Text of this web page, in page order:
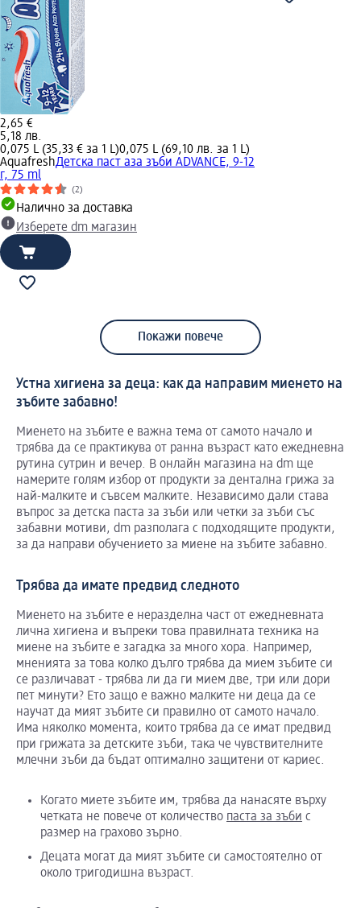
2,65 €
5,18 лв.
0,075 L (35,33 € за 1 L)0,075 L (69,10 лв. за 1 L)
AquafreshДетска паст аза зъби ADVANCE, 9-12
г, 75 ml
(2)
Налично за доставка
Изберете dm магазин
Покажи повече
Устна хигиена за деца: как да направим миенето на
зъбите забавно!
Миенето на зъбите е важна тема от самото начало и
трябва да се практикува от ранна възраст като ежедневна
рутина сутрин и вечер. В онлайн магазина на dm ще
намерите голям избор от продукти за дентална грижа за
най-малките и съвсем малките. Независимо дали става
въпрос за детска паста за зъби или четки за зъби със
забавни мотиви, dm разполага с подходящите продукти,
за да направи обучението за миене на зъбите забавно.
Трябва да имате предвид следното
Миенето на зъбите е неразделна част от ежедневната
лична хигиена и въпреки това правилната техника на
миене на зъбите е загадка за много хора. Например,
мненията за това колко дълго трябва да мием зъбите си
се различават - трябва ли да ги мием две, три или дори
пет минути? Ето защо е важно малките ни деца да се
научат да мият зъбите си правилно от самото начало.
Има няколко момента, които трябва да се имат предвид
при грижата за детските зъби, така че чувствителните
млечни зъби да бъдат оптимално защитени от кариес.
Когато миете зъбите им, трябва да нанасяте върху
четката не повече от количество паста за зъби с
размер на грахово зърно.
Децата могат да мият зъбите си самостоятелно от
около тригодишна възраст.